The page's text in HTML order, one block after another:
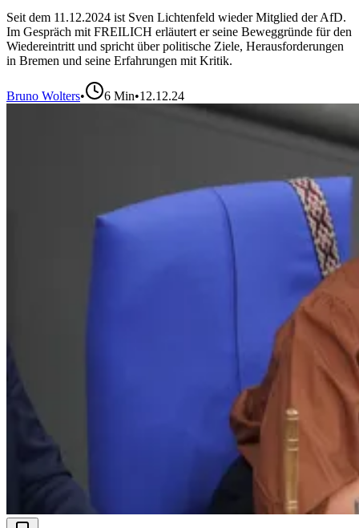
Seit dem 11.12.2024 ist Sven Lichtenfeld wieder Mitglied der AfD.
Im Gespräch mit FREILICH erläutert er seine Beweggründe für den
Wiedereintritt und spricht über politische Ziele, Herausforderungen
in Bremen und seine Erfahrungen mit Kritik.
Bruno Wolters• 6 Min•12.12.24